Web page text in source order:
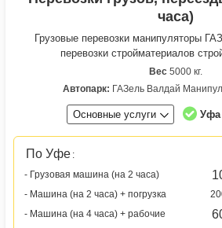
часа)
Грузовые перевозки манипуляторы
перевозки стройматериалов
Вес 5000 кг.
Автопарк: ГАЗель Валдай
Основные услуги Уфа
По Уфе :
- Грузовая машина (на 2 часа)
- Машина (на 2 часа) + погрузка
- Машина (на 4 часа) + рабочие